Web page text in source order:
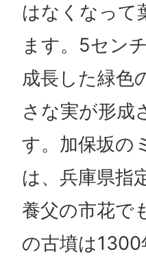
はなくなって
ます。5セン
成長した緑色
さな実が形成
す。加保坂の
は、兵庫県指
養父の市花で
の古墳は